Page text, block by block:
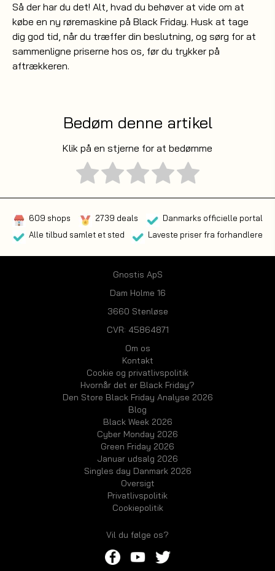
Så der har du det! Alt, hvad du behøver at vide om at
købe en ny røremaskine på Black Friday. Husk at tage
dig god tid, når du træffer din beslutning, og sørg for at
sammenligne priserne hos os, før du trykker på
aftrækkeren.
Bedøm denne artikel
Klik på en stjerne for at bedømme
609 shops 2739 deals
Danmarks officielle portal
Alle tilbud samlet et sted
Laveste priser fra forhandlere
Gnostis ApS
Dam Holme 16
3660 Stenløse
CVR: 45864871
Om os
Kontakt
Cookie og privatlivspolitik
Hvornår det er Black Friday?
Den Store Black Friday Analyse 2026
Blog
Black Week 2026
Cyber Monday 2026
Green Friday 2026
Januar udsalg 2026
Singles day Danmark 2026
Oversigt
Privatlivspolitik
Cookiepolitik
Vil du følge os?